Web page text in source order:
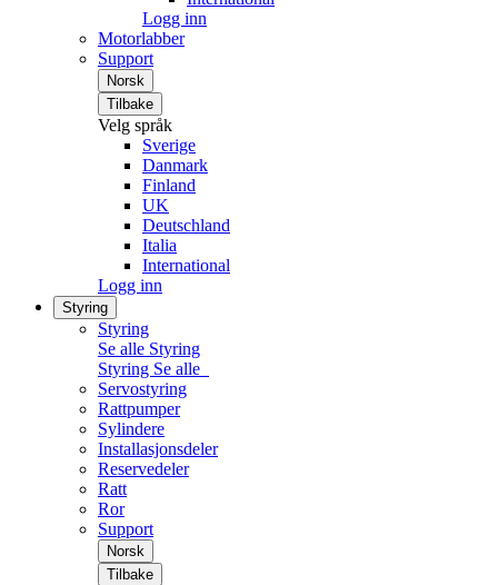
Logg inn
Motorlabber
Support
Norsk
Tilbake
Velg språk
Sverige
Danmark
Finland
UK
Deutschland
Italia
International
Logg inn
Styring
Styring
Se alle Styring
Styring Se alle
Servostyring
Rattpumper
Sylindere
Installasjonsdeler
Reservedeler
Ratt
Ror
Support
Norsk
Tilbake